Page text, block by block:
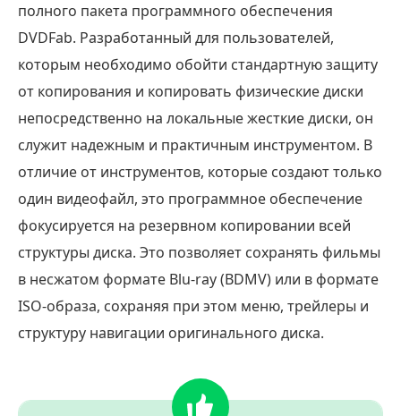
полного пакета программного обеспечения
DVDFab. Разработанный для пользователей,
которым необходимо обойти стандартную защиту
от копирования и копировать физические диски
непосредственно на локальные жесткие диски, он
служит надежным и практичным инструментом. В
отличие от инструментов, которые создают только
один видеофайл, это программное обеспечение
фокусируется на резервном копировании всей
структуры диска. Это позволяет сохранять фильмы
в несжатом формате Blu-ray (BDMV) или в формате
ISO-образа, сохраняя при этом меню, трейлеры и
структуру навигации оригинального диска.